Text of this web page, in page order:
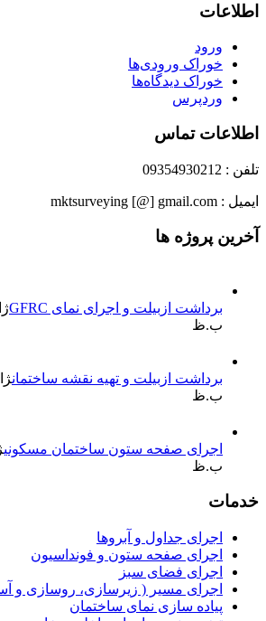
اطلاعات
ورود
خوراک ورودی‌ها
خوراک دیدگاه‌ها
وردپرس
اطلاعات تماس
تلفن : 09354930212
ایمیل : mktsurveying [@] gmail.com
آخرین پروژه ها
برداشت ازبیلت و اجرای نمای GFRC
ب.ظ
برداشت ازبیلت و تهیه نقشه ساختمان
ب.ظ
اجرای صفحه ستون ساختمان مسکونی
ب.ظ
خدمات
اجرای جداول و آبروها
اجرای صفحه ستون و فونداسیون
اجرای فضای سبز
اجرای مسیر ( زیرسازی، روسازی و
پیاده سازی نمای ساختمان